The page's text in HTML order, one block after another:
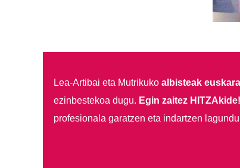
Lea-Artibai eta Mutrikuko albisteak
ezinbestekoa dugu. Egin zaitez HITZAkide!
profesionala garatzen eta indartzen